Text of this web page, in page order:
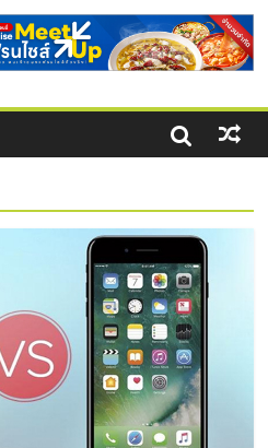
ยงคุณภาพสูง พร้อม
าพและเสียง
ย,